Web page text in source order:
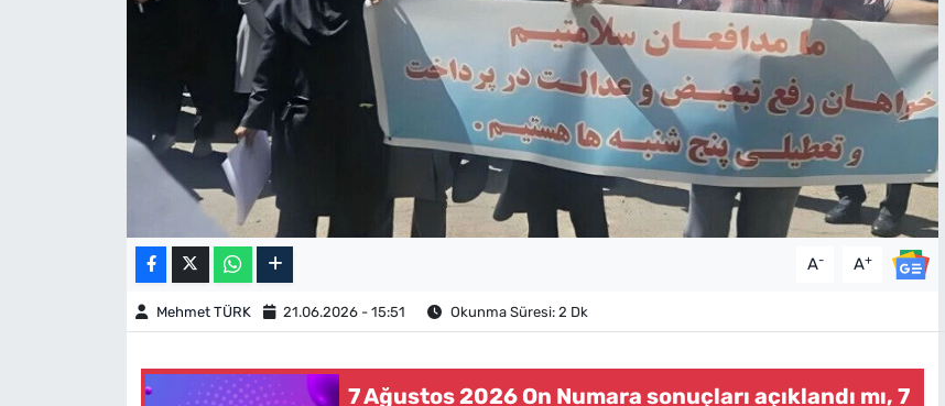
A- A+
Mehmet TÜRK 21.06.2026 - 15:51 Okunma Süresi: 2 Dk
7 Ağustos 2026 On Numara sonuçları açıklandı mı, 7